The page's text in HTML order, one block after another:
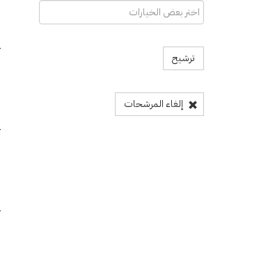
ترشيح
إلغاء المرشحات